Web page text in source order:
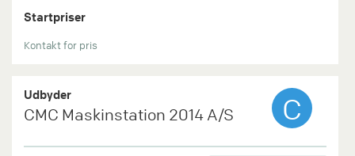
Startpriser
Kontakt for pris
Udbyder
CMC Maskinstation 2014 A/S C